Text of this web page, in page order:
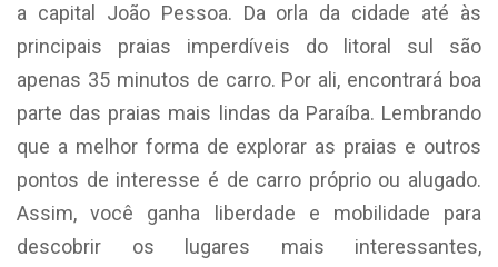
a capital João Pessoa. Da orla da cidade até às
principais praias imperdíveis do litoral sul são
apenas 35 minutos de carro. Por ali, encontrará boa
parte das praias mais lindas da Paraíba. Lembrando
que a melhor forma de explorar as praias e outros
pontos de interesse é de carro próprio ou alugado.
Assim, você ganha liberdade e mobilidade para
descobrir os lugares mais interessantes,